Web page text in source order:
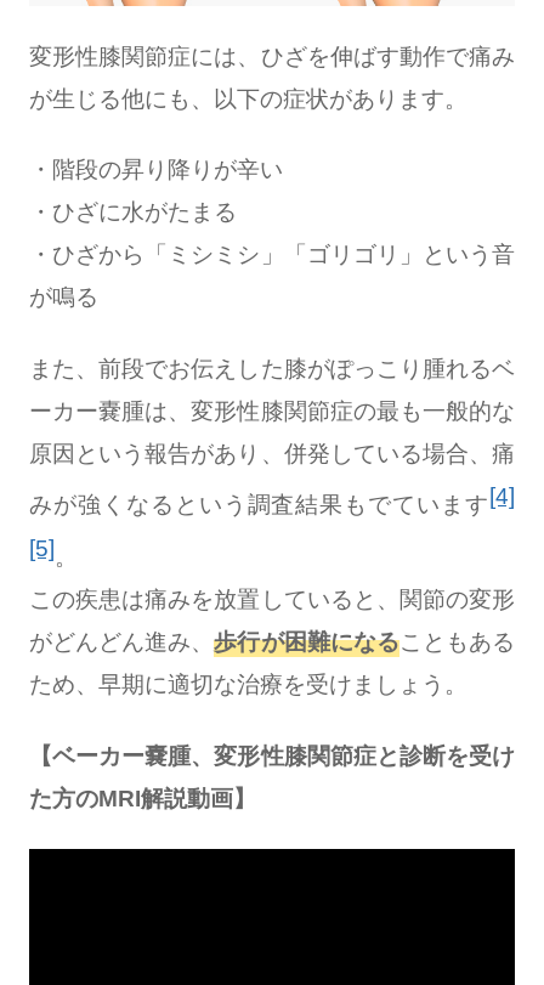
変形性膝関節症には、ひざを伸ばす動作で痛み
が生じる他にも、以下の症状があります。
・階段の昇り降りが辛い
・ひざに水がたまる
・ひざから「ミシミシ」「ゴリゴリ」という音
が鳴る
また、前段でお伝えした膝がぽっこり腫れるベ
ーカー嚢腫は、変形性膝関節症の最も一般的な
原因という報告があり、併発している場合、痛
みが強くなるという調査結果もでています [4]
[5]。
この疾患は痛みを放置していると、関節の変形
がどんどん進み、歩行が困難になることもある
ため、早期に適切な治療を受けましょう。
【ベーカー嚢腫、変形性膝関節症と診断を受け
た方のMRI解説動画】